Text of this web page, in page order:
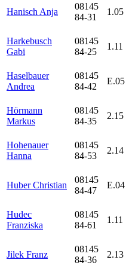
Hanisch Anja
08145
84-31
1.05
Harkebusch
Gabi
08145
84-25
1.11
Haselbauer
Andrea
08145
84-42
E.05
Hörmann
Markus
08145
84-35
2.15
Hohenauer
Hanna
08145
84-53
2.14
Huber Christian
08145
84-47
E.04
Hudec
Franziska
08145
84-61
1.11
Jilek Franz
08145
84-36
2.13